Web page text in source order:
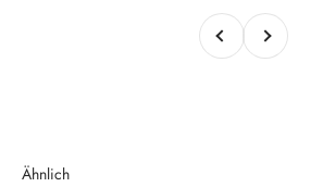
ZurückVor